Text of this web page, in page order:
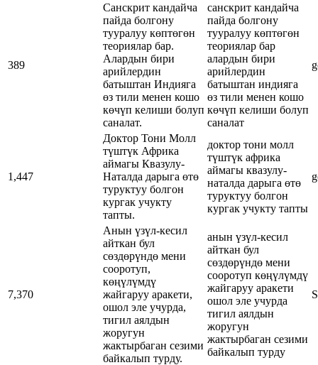
389
Санскрит кандайча
пайда болгону
тууралуу көптөгөн
теориялар бар.
Алардын бири
арийлердин
батыштан Индияга
өз тили менен кошо
көчүп келиши болуп
саналат.
санскрит кандайча
пайда болгону
тууралуу көптөгөн
теориялар бар
алардын бири
арийлердин
батыштан индияга
өз тили менен кошо
көчүп келиши болуп
саналат
1,447
Доктор Тони Молл
түштүк Африка
аймагы Квазулу-
Наталда дарыга өтө
туруктуу болгон
кургак учукту
тапты.
доктор тони молл
түштүк африка
аймагы квазулу-
наталда дарыга өтө
туруктуу болгон
кургак учукту тапты
7,370
Анын үзүл-кесил
айткан бул
сөздөрүндө мени
сооротуп,
көңүлүмдү
жайгаруу аракети,
ошол эле учурда,
тигил аялдын
жоругун
жактырбаган сезими
байкалып турду.
анын үзүл-кесил
айткан бул
сөздөрүндө мени
сооротуп көңүлүмдү
жайгаруу аракети
ошол эле учурда
тигил аялдын
жоругун
жактырбаган сезими
байкалып турду